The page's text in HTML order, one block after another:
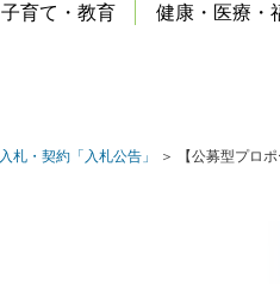
子育て・教育 健康・医療・
入札・契約「入札公告」 ＞ 【公募型プロ